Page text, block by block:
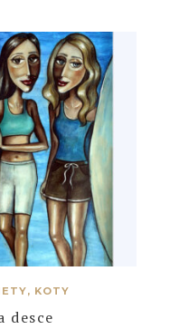
KOTY
desce